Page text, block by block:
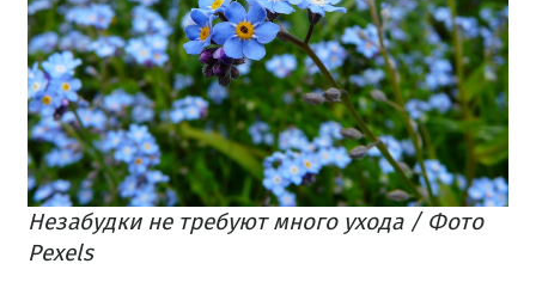
Незабудки не требуют много ухода / Фото
Pexels